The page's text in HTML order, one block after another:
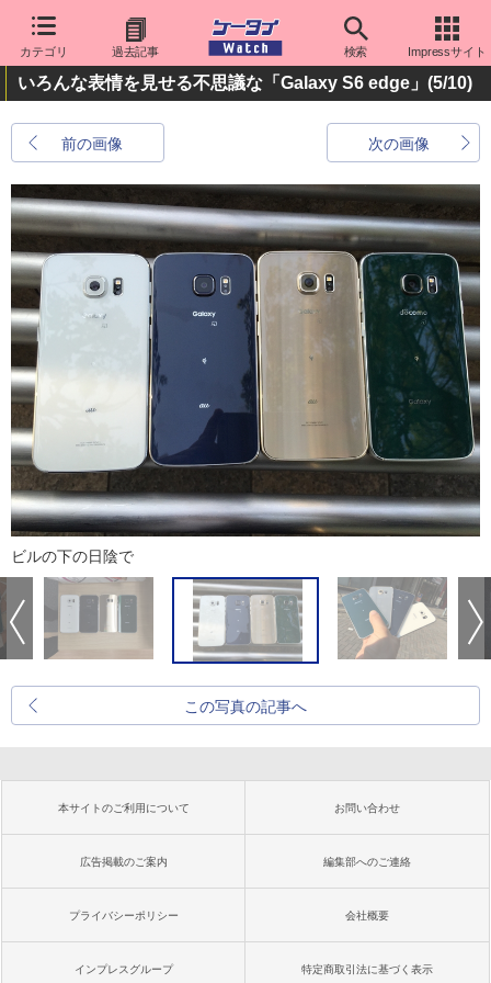
カテゴリ 過去記事 検索 Impressサイト
いろんな表情を見せる不思議な「Galaxy S6 edge」 (5/10)
前の画像 次の画像
ビルの下の日陰で
この写真の記事へ
本サイトのご利用について お問い合わせ
広告掲載のご案内 編集部へのご連絡
プライバシーポリシー 会社概要
インプレスグループ 特定商取引法に基づく表示